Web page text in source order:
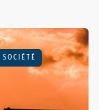
SOCIÉTÉ